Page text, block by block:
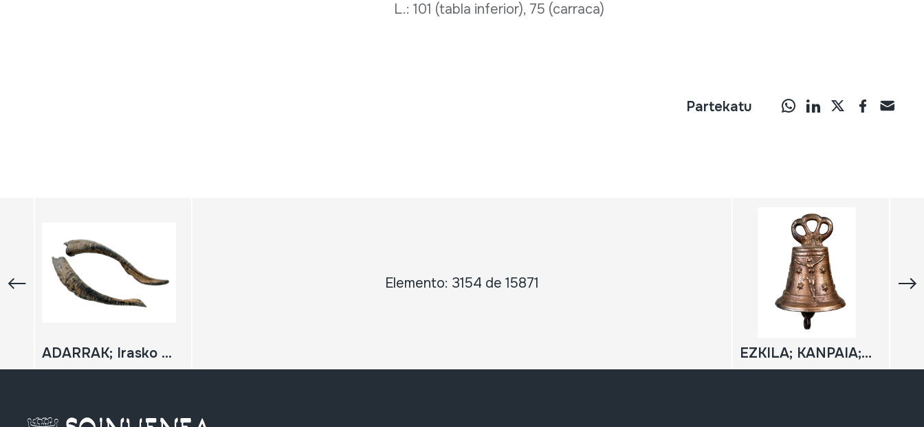
L.: 101 (tabla inferior), 75 (carraca)
Partekatu
Elemento: 3154 de 15871
ADARRAK; Irasko adarrak EZKILA; KANPAIA; CAMPANA